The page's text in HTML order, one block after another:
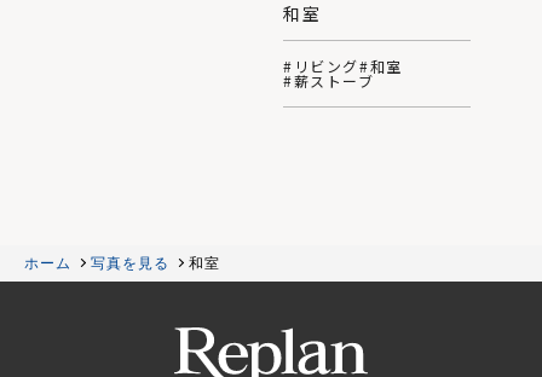
和室
#リビング#和室
#薪ストーブ
ホーム 写真を見る 和室